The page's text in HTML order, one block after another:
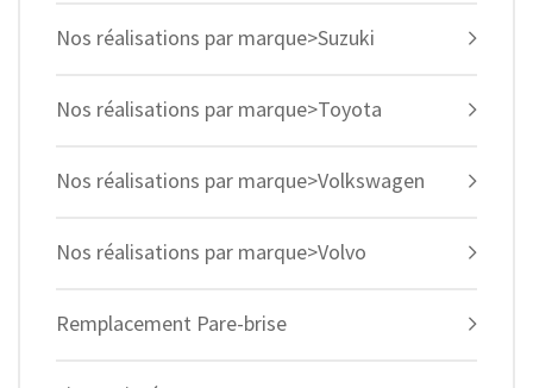
Nos réalisations par marque>Suzuki
Nos réalisations par marque>Toyota
Nos réalisations par marque>Volkswagen
Nos réalisations par marque>Volvo
Remplacement Pare-brise